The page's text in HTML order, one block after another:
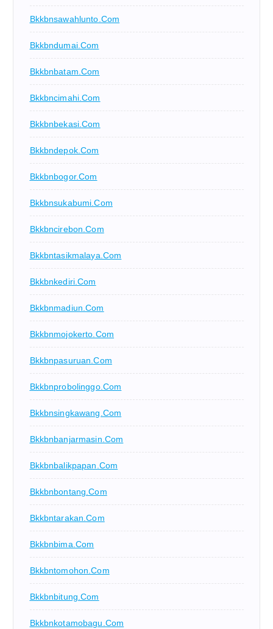
Bkkbnsawahlunto.com
Bkkbndumai.com
Bkkbnbatam.com
Bkkbncimahi.com
Bkkbnbekasi.com
Bkkbndepok.com
Bkkbnbogor.com
Bkkbnsukabumi.com
Bkkbncirebon.com
Bkkbntasikmalaya.com
Bkkbnkediri.com
Bkkbnmadiun.com
Bkkbnmojokerto.com
Bkkbnpasuruan.com
Bkkbnprobolinggo.com
Bkkbnsingkawang.com
Bkkbnbanjarmasin.com
Bkkbnbalikpapan.com
Bkkbnbontang.com
Bkkbntarakan.com
Bkkbnbima.com
Bkkbntomohon.com
Bkkbnbitung.com
Bkkbnkotamobagu.com